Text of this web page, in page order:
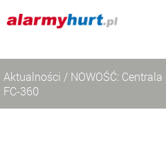
Aktualności / NOWOŚĆ:
FC-360